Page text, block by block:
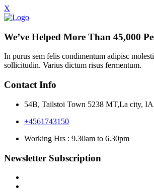
X
We’ve Helped More Than 45,000
In purus sem felis condimentum adipisc
sollicitudin. Varius dictum risus fermentum.
Contact Info
54B, Tailstoi Town 5238 MT,La city,
+4561743150
Working Hrs : 9.30am to 6.30pm
Newsletter Subscription